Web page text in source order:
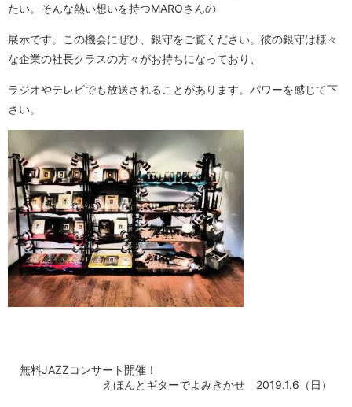
たい。そんな熱い想いを持つMAROさんの
展示です。この機会にぜひ、銀守をご覧ください。彼の銀守は様々
な企業の社長クラスの方々がお持ちになっており、
ラジオやテレビでも放送されることがあります。パワーを感じて下
さい。
無料JAZZコンサート開催！
えほんとギターでよみきかせ 2019.1.6（日）